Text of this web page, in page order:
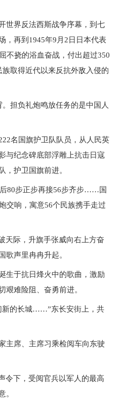
界反法西斯战争序幕，到七
，再到1945年9月2日日本代表
不挠的浴血奋战，付出超过350
取得近代以来反抗外敌入侵的
担负礼炮鸣放任务的是中国人
名国旗护卫队队员，从人民英
与纪念碑底部浮雕上抗击日寇
，护卫国旗前进。
80步正步再接56步齐步……国
交响，寓意56个民族携手走过
际，升旗手张威向右上方奋
歌声里冉冉升起。
于抗日烽火中的歌曲，激励
艰难险阻、奋勇前进。
的长城……”东长安街上，共
席、主席习乘检阅车向东驶
下，受阅官兵以军人的最高
。